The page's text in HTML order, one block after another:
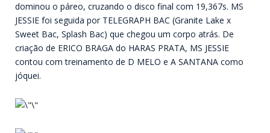
dominou o páreo, cruzando o disco final com 19,367s. MS
JESSIE foi seguida por TELEGRAPH BAC (Granite Lake x
Sweet Bac, Splash Bac) que chegou um corpo atrás. De
criação de ERICO BRAGA do HARAS PRATA, MS JESSIE
contou com treinamento de D MELO e A SANTANA como
jóquei.